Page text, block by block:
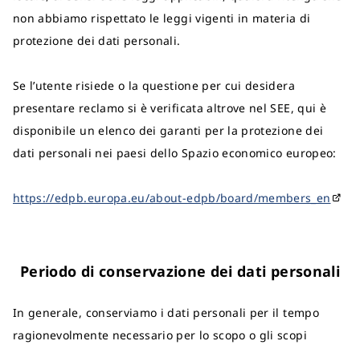
non abbiamo rispettato le leggi vigenti in materia di
protezione dei dati personali.
Se l’utente risiede o la questione per cui desidera
presentare reclamo si è verificata altrove nel SEE, qui è
disponibile un elenco dei garanti per la protezione dei
dati personali nei paesi dello Spazio economico europeo:
https://edpb.europa.eu/about-edpb/board/members_en
Periodo di conservazione dei dati personali
In generale, conserviamo i dati personali per il tempo
ragionevolmente necessario per lo scopo o gli scopi